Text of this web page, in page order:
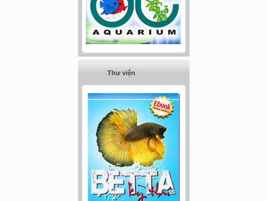
Thư viện